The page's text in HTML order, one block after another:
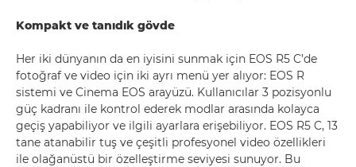
Kompakt ve tanıdık gövde
Her iki dünyanın da en iyisini sunmak için EOS R5 C’de
fotoğraf ve video için iki ayrı menü yer alıyor: EOS R
sistemi ve Cinema EOS arayüzü. Kullanıcılar 3 pozisyonlu
güç kadranı ile kontrol ederek modlar arasında kolayca
geçiş yapabiliyor ve ilgili ayarlara erişebiliyor. EOS R5 C, 13
tane atanabilir tuş ve çeşitli profesyonel video özellikleri
ile olağanüstü bir özelleştirme seviyesi sunuyor. Bu